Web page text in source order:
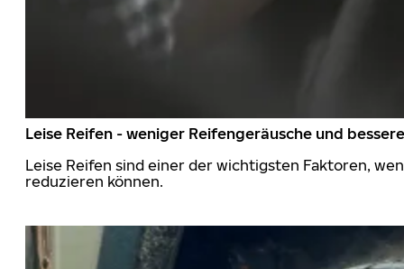
Leise Reifen - weniger Reifengeräusche und
Leise Reifen sind einer der wichtigsten Faktoren,
reduzieren können.